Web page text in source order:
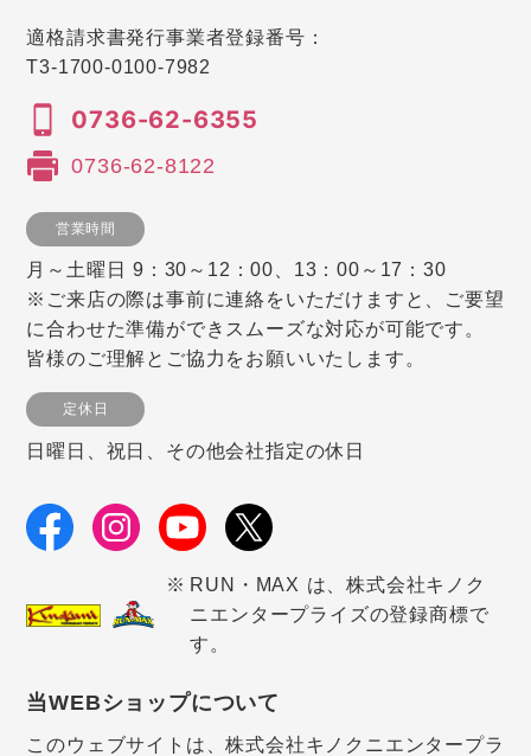
適格請求書発行事業者登録番号：
T3-1700-0100-7982
0736-62-6355
0736-62-8122
営業時間
月～土曜日 9：30～12：00、13：00～17：30
※ご来店の際は事前に連絡をいただけますと、ご要望
に合わせた準備ができスムーズな対応が可能です。
皆様のご理解とご協力をお願いいたします。
定休日
日曜日、祝日、その他会社指定の休日
RUN・MAX は、株式会社キノク
ニエンタープライズの登録商標で
す。
当WEBショップについて
このウェブサイトは、株式会社キノクニエンタープラ